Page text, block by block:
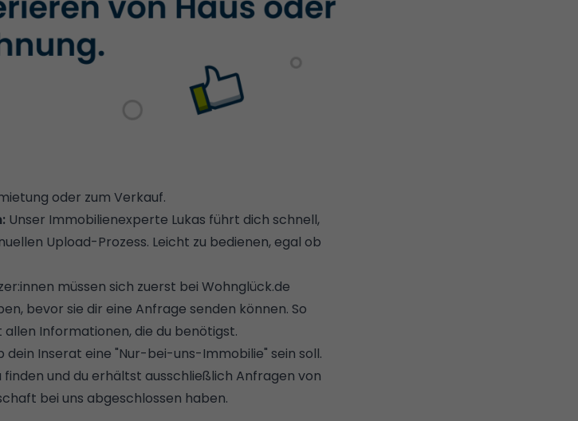
oder zum Verkauf.
Unser Immobilienexperte Lukas führt dich schnell,
Upload-Prozess. Leicht zu bedienen, egal ob
müssen sich zuerst bei Wohnglück.de
bevor sie dir eine Anfrage senden können. So
Informationen, die du benötigst.
dein Inserat eine "Nur-bei-uns-Immobilie" sein soll.
finden und du erhältst ausschließlich Anfragen von
bei uns abgeschlossen haben.